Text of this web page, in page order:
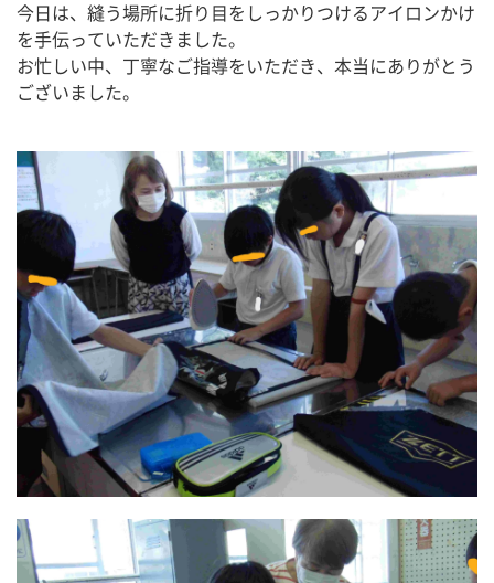
今日は、縫う場所に折り目をしっかりつけるアイロンかけ
を手伝っていただきました。
お忙しい中、丁寧なご指導をいただき、本当にありがとう
ございました。